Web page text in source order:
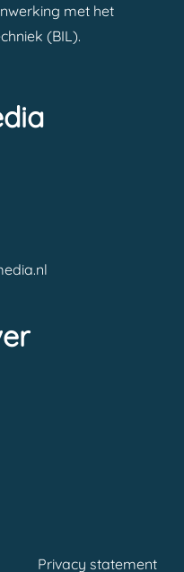
met het
(BIL).
Privacy statement